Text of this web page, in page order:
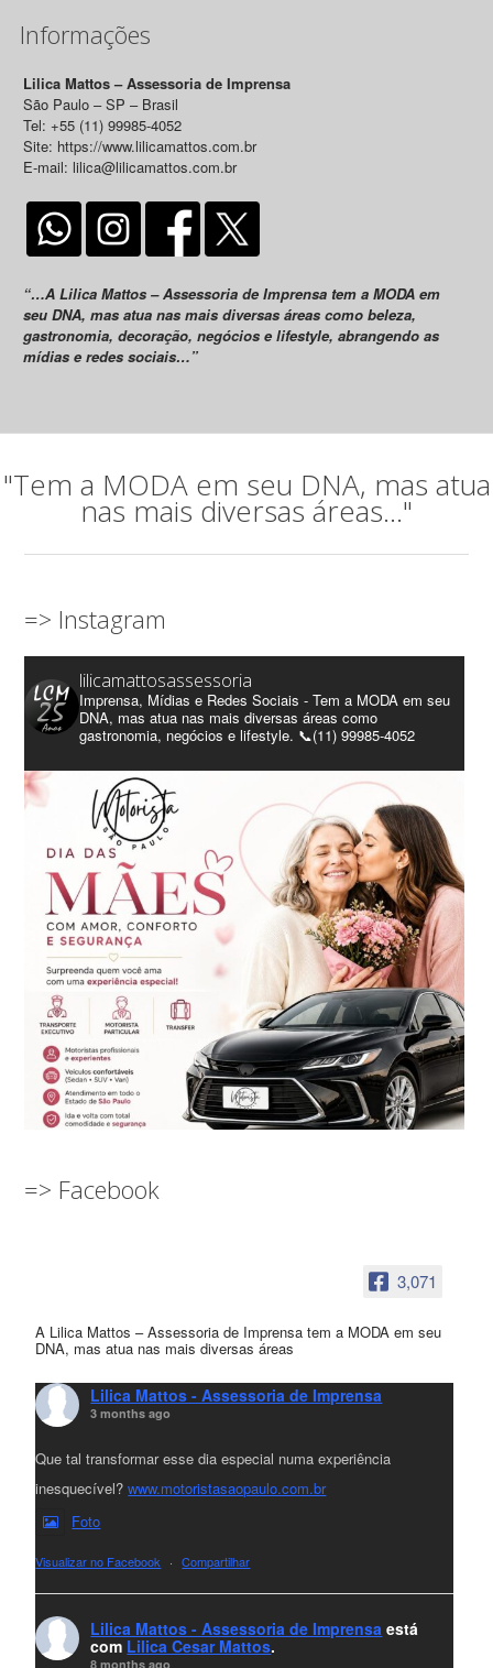
Informações
Lilica Mattos – Assessoria de Imprensa
São Paulo – SP – Brasil
Tel: +55 (11) 99985-4052
Site: https://www.lilicamattos.com.br
E-mail: lilica@lilicamattos.com.br
“…A Lilica Mattos – Assessoria de Imprensa tem a MODA em
seu DNA, mas atua nas mais diversas áreas como beleza,
gastronomia, decoração, negócios e lifestyle, abrangendo as
mídias e redes sociais…”
"Tem a MODA em seu DNA, mas atua
nas mais diversas áreas..."
=> Instagram
lilicamattosassessoria
Imprensa, Mídias e Redes Sociais - Tem a MODA em seu
DNA, mas atua nas mais diversas áreas como
gastronomia, negócios e lifestyle. 📞(11) 99985-4052
=> Facebook
3,071
A Lilica Mattos – Assessoria de Imprensa tem a MODA em seu
DNA, mas atua nas mais diversas áreas
Lilica Mattos - Assessoria de Imprensa
3 months ago
Que tal transformar esse dia especial numa experiência
inesquecível?www.motoristasaopaulo.com.br
Foto
Visualizar no Facebook · Compartilhar
Lilica Mattos - Assessoria de Imprensa está
com Lilica Cesar Mattos.
8 months ago